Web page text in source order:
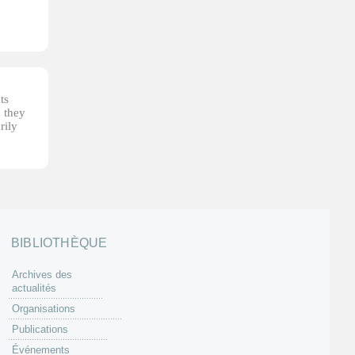
they
BIBLIOTHÈQUE
Archives des
actualités
Organisations
Publications
Événements